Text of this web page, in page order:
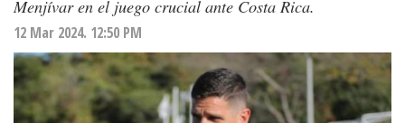
Menjívar en el juego crucial ante Costa Rica.
12 Mar 2024. 12:50 PM